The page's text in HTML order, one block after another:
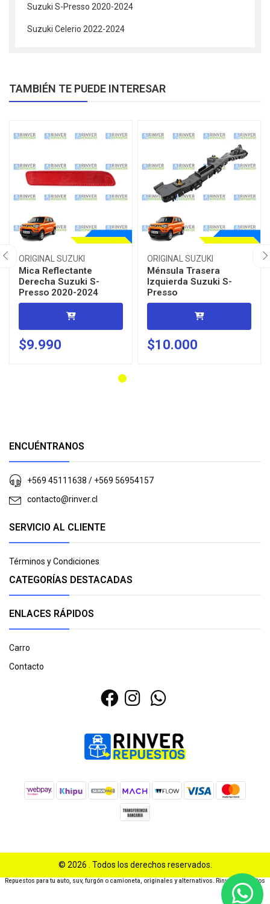
Suzuki S-Presso 2020-2024
Suzuki Celerio 2022-2024
TAMBIÉN TE PUEDE INTERESAR
ORIGINAL SUZUKI
Mica Reflectante
Derecha Suzuki S-
Presso 2020-2024
$9.990
ORIGINAL SUZUKI
Ménsula Trasera
Izquierda Suzuki S-
Presso
$10.000
ENCUÉNTRANOS
+569 45111638 / +569 56954157
contacto@rinver.cl
SERVICIO AL CLIENTE
Términos y Condiciones
CATEGORÍAS DESTACADAS
ENLACES RÁPIDOS
Carro
Contacto
© 2026 . Todos los derechos reservados.
Repuestos para tu auto, suv, furgón o camioneta, originales y alternativos. Rinver Repuestos